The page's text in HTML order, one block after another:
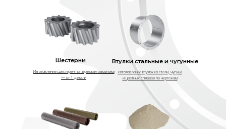
Шестерни Втулки стальные и чугунные
Изготовление шестерен по чертежам заказчика
— от 1 детали
Изготовление втулок из стали, чугуна
и цветных сплавов по чертежам